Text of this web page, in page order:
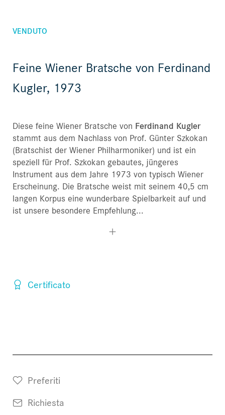
VENDUTO
Feine Wiener Bratsche von Ferdinand
Kugler, 1973
Diese feine Wiener Bratsche von Ferdinand Kugler
stammt aus dem Nachlass von Prof. Günter Szkokan
(Bratschist der Wiener Philharmoniker) und ist ein
speziell für Prof. Szkokan gebautes, jüngeres
Instrument aus dem Jahre 1973 von typisch Wiener
Erscheinung. Die Bratsche weist mit seinem 40,5 cm
langen Korpus eine wunderbare Spielbarkeit auf und
ist unsere besondere Empfehlung...
Certificato
Preferiti
Richiesta